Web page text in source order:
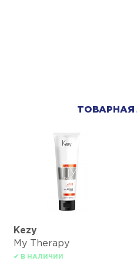
ТОВАРНАЯ
Kezy
My Therapy
✔ В НАЛИЧИИ